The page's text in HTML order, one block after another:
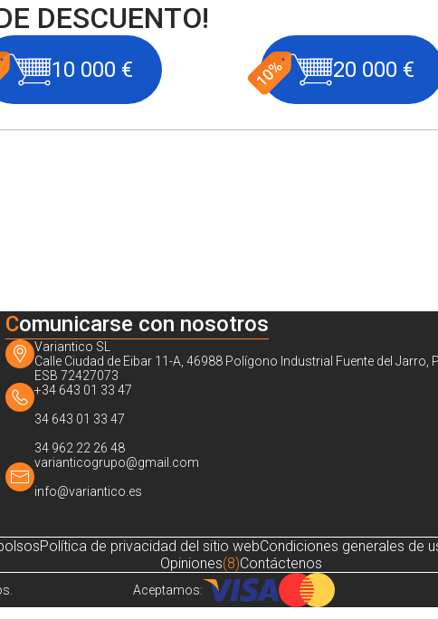
DESCUENTO!
10 000 € 20 000 €
Comunicarse con nosotros
Variantico SL
Calle Ciudad de Eibar 11-A, 46988 Polígono Industrial Fuente del Jarro,
ESB 72427073
+34 643 01 33 47
34 643 01 33 47
34 962 22 26 48
varianticogrupo@gmail.com
info@variantico.es
Política de privacidad del sitio webCondiciones generales de
Opiniones(8)Contáctenos
Aceptamos: